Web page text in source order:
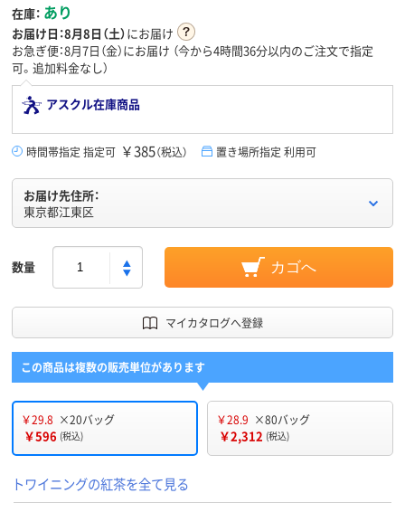
在庫： あり
お届け日：8月8日（土）にお届け
お急ぎ便：8月7日（金）にお届け （今から4時間36分以内のご注文で指定
可。追加料金なし）
アスクル在庫商品
時間帯指定 指定可 ￥385（税込） 置き場所指定 利用可
お届け先住所：
東京都江東区
数量 カゴへ
マイカタログへ登録
この商品は複数の販売単位があります
￥29.8 ×20バッグ
￥596 (税込)
￥28.9 ×80バッグ
￥2,312 (税込)
トワイニングの紅茶を全て見る